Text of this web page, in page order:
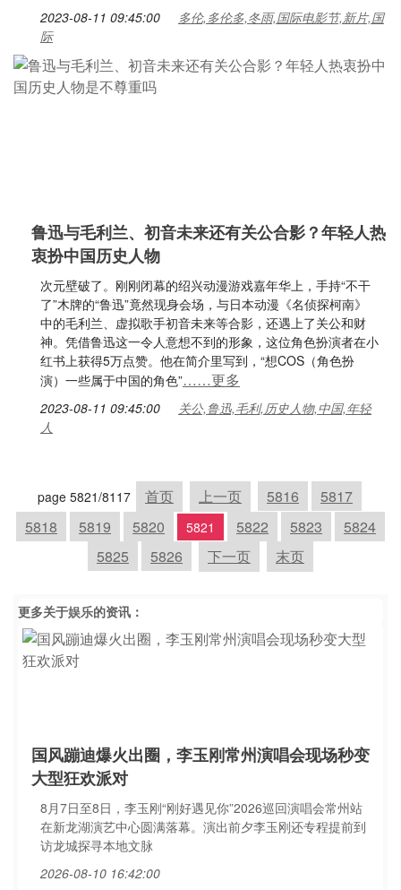
2023-08-11 09:45:00
多伦,多伦多,冬雨,国际电影节,新片,国
际
鲁迅与毛利兰、初音未来还有关公合影？年轻人热
衷扮中国历史人物
次元壁破了。刚刚闭幕的绍兴动漫游戏嘉年华上，手持“不干
了”木牌的“鲁迅”竟然现身会场，与日本动漫《名侦探柯南》
中的毛利兰、虚拟歌手初音未来等合影，还遇上了关公和财
神。凭借鲁迅这一令人意想不到的形象，这位角色扮演者在小
红书上获得5万点赞。他在简介里写到，“想COS（角色扮
演）一些属于中国的角色”……更多
2023-08-11 09:45:00
关公,鲁迅,毛利,历史人物,中国,年轻
人
page 5821/8117 首页 上一页 5816
5817
5818
5819 5820 5821 5822 5823
5824
5825
5826 下一页 末页
更多关于娱乐的资讯：
国风蹦迪爆火出圈，李玉刚常州演唱会现场秒变
大型狂欢派对
8月7日至8日，李玉刚“刚好遇见你”2026巡回演唱会常州站
在新龙湖演艺中心圆满落幕。演出前夕李玉刚还专程提前到
访龙城探寻本地文脉
2026-08-10 16:42:00